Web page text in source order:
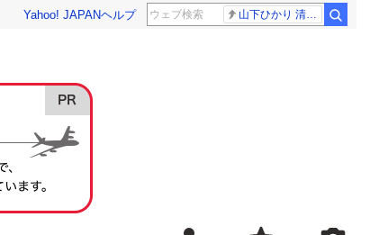
Yahoo! JAPANヘルプ 山下ひかり 清水伸